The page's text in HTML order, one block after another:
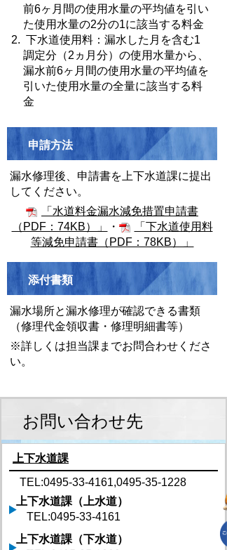
前6ヶ月間の使用水量の平均値を引い
た使用水量の2分の1に該当する料金
下水道使用料：漏水した月を含む1
調定分（2ヵ月分）の使用水量から、
漏水前6ヶ月間の使用水量の平均値を
引いた使用水量の全量に該当する料
金
申請方法
漏水修理後、申請書を上下水道課に提出
してください。
「水道料金漏水減免措置申請書
（PDF：74KB）」
・
「下水道使用料
等減免申請書（PDF：78KB）」
添付書類
漏水場所と漏水修理が確認できる書類
（修理代金領収書・修理明細書等）
※詳しくは担当課までお問合わせくださ
い。
お問い合わせ先
上下水道課
TEL:0495-33-4161,0495-35-1228
上下水道課（上水道）
TEL:0495-33-4161
上下水道課（下水道）